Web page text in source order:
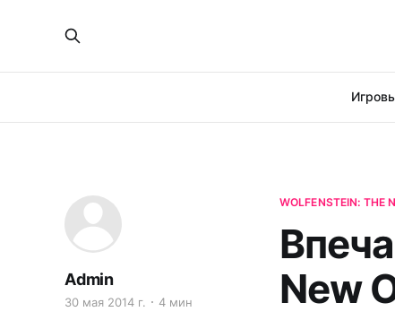
WOLFENSTEIN: THE
New
Admin
30 мая 2014 г. 4 мин